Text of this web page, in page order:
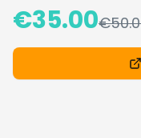
€35.00€